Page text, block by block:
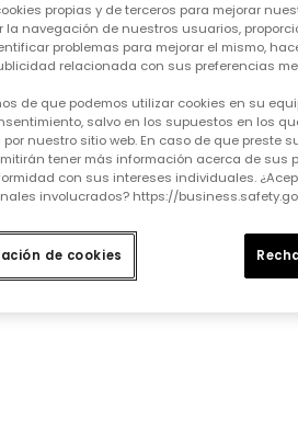
propias y de terceros para mejorar
la navegación de nuestros usuarios,
problemas para mejorar el mismo,
relacionada con sus preferencias
de que podemos utilizar cookies en su
salvo en los supuestos en los
nuestro sitio web. En caso de que preste
tener más información acerca de sus
con sus intereses individuales.
involucrados? https://
de cookies